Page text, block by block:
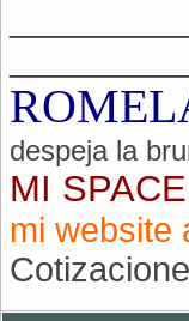
despeja la
MI SPACE
mi website